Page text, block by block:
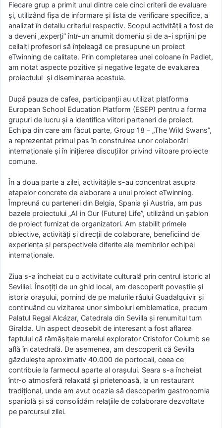
Fiecare grup a primit unul dintre cele cinci criterii de evaluare
și, utilizând fișa de informare și lista de verificare specifice, a
analizat în detaliu criteriul respectiv. Scopul activității a fost de
a deveni „experți” într-un anumit domeniu și de a-i sprijini pe
ceilalți profesori să înțeleagă ce presupune un proiect
eTwinning de calitate. Prin completarea unei coloane în Padlet,
am notat aspecte pozitive și negative legate de evaluarea
proiectului și diseminarea acestuia.
După pauza de cafea, participanții au utilizat platforma
European School Education Platform (ESEP) pentru a forma
grupuri de lucru și a identifica viitori parteneri de proiect.
Echipa din care am făcut parte, Group 18 – „The Wild Swans”,
a reprezentat primul pas în construirea unor colaborări
internaționale și în inițierea discuțiilor privind viitoare proiecte
comune.
În a doua parte a zilei, activitățile s-au concentrat asupra
etapelor concrete de elaborare a unui proiect eTwinning.
Împreună cu parteneri din Belgia, Spania și Austria, am pus
bazele proiectului „AI in Our (Future) Life”, utilizând un șablon
de proiect furnizat de organizatori. Am stabilit primele
obiective, activități și direcții de colaborare, beneficiind de
experiența și perspectivele diferite ale membrilor echipei
internaționale.
Ziua s-a încheiat cu o activitate culturală prin centrul istoric al
Seviliei. Însoțiți de un ghid local, am descoperit poveștile și
istoria orașului, pornind de pe malurile râului Guadalquivir și
continuând cu vizitarea unor simboluri emblematice, precum
Palatul Regal Alcázar, Catedrala din Sevilla și renumitul turn
Giralda. Un aspect deosebit de interesant a fost aflarea
faptului că rămășițele marelui explorator Cristofor Columb se
află în catedrală. De asemenea, am descoperit că Sevilla
găzduiește aproximativ 40.000 de portocali, ceea ce
contribuie la farmecul aparte al orașului. Seara s-a încheiat
într-o atmosferă relaxată și prietenoasă, la un restaurant
tradițional, unde am avut ocazia să descoperim gastronomia
spaniolă și să consolidăm relațiile de colaborare dezvoltate
pe parcursul zilei.